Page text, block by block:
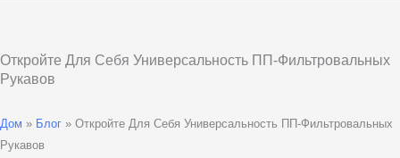
Откройте Для Себя Универсальность ПП-Фильтровальных
Рукавов
Дом » Блог » Откройте Для Себя Универсальность ПП-Фильтровальных
Рукавов